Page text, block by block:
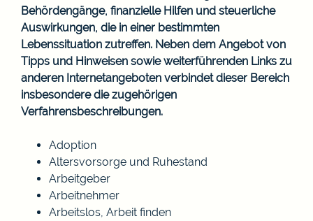
Behördengänge, finanzielle Hilfen und steuerliche
Auswirkungen, die in einer bestimmten
Lebenssituation zutreffen. Neben dem Angebot von
Tipps und Hinweisen sowie weiterführenden Links zu
anderen Internetangeboten verbindet dieser Bereich
insbesondere die zugehörigen
Verfahrensbeschreibungen.
Adoption
Altersvorsorge und Ruhestand
Arbeitgeber
Arbeitnehmer
Arbeitslos, Arbeit finden